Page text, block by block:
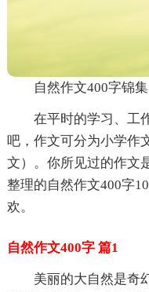
自然作文400字锦
在平时的学习、工
吧，作文可分为小学作
文）。你所见过的作文
整理的自然作文400字
欢。
自然作文400字 篇1
美丽的大自然是奇